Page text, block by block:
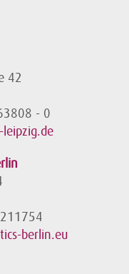
42
- 0
berlin.eu